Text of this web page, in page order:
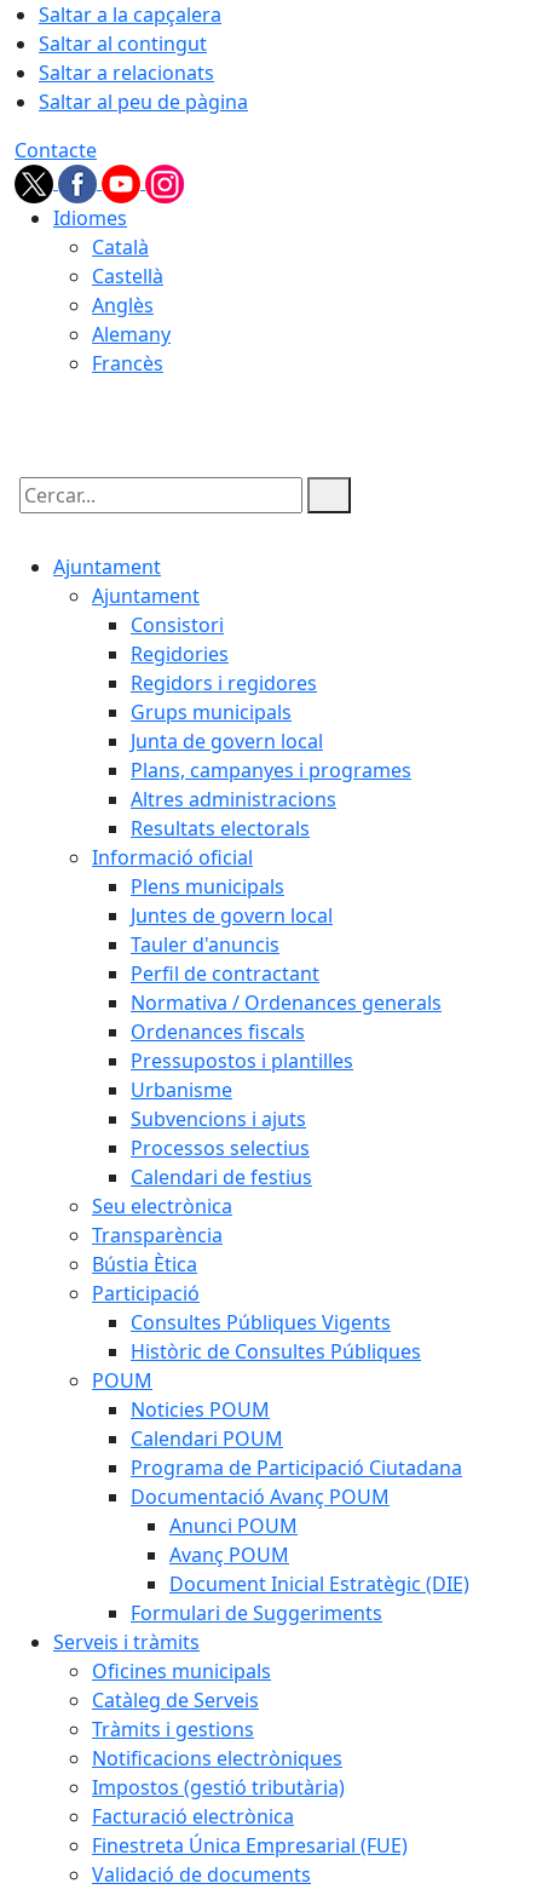
Saltar a la capçalera
Saltar al contingut
Saltar a relacionats
Saltar al peu de pàgina
Contacte
Idiomes
Català
Castellà
Anglès
Alemany
Francès
Cercar:
Ajuntament
Ajuntament
Consistori
Regidories
Regidors i regidores
Grups municipals
Junta de govern local
Plans, campanyes i programes
Altres administracions
Resultats electorals
Informació oficial
Plens municipals
Juntes de govern local
Tauler d'anuncis
Perfil de contractant
Normativa / Ordenances generals
Ordenances fiscals
Pressupostos i plantilles
Urbanisme
Subvencions i ajuts
Processos selectius
Calendari de festius
Seu electrònica
Transparència
Bústia Ètica
Participació
Consultes Públiques Vigents
Històric de Consultes Públiques
POUM
Noticies POUM
Calendari POUM
Programa de Participació Ciutadana
Documentació Avanç POUM
Anunci POUM
Avanç POUM
Document Inicial Estratègic (DIE)
Formulari de Suggeriments
Serveis i tràmits
Oficines municipals
Catàleg de Serveis
Tràmits i gestions
Notificacions electròniques
Impostos (gestió tributària)
Facturació electrònica
Finestreta Única Empresarial (FUE)
Validació de documents